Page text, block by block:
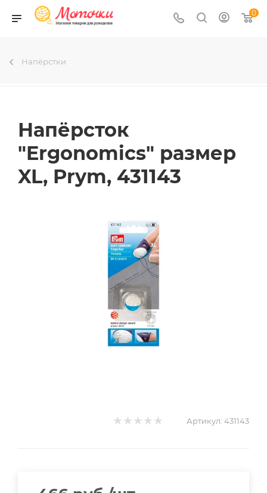
0
Напёрстки
Напёрсток
"Ergonomics" размер
XL, Prym, 431143
Артикул: 431143